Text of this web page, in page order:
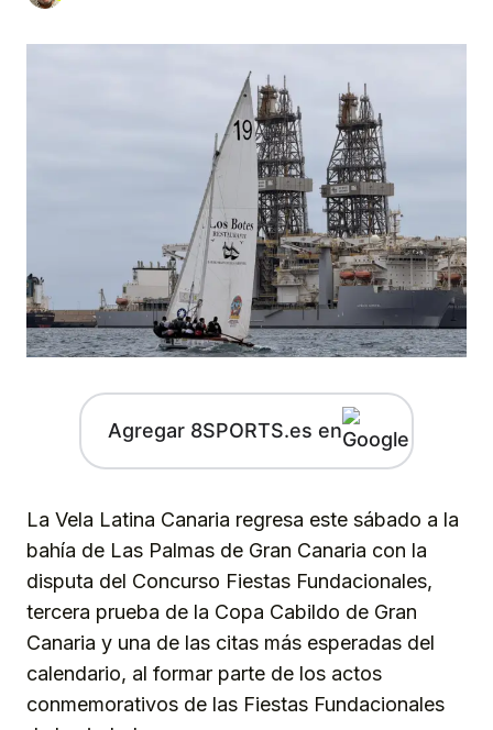
Agregar 8SPORTS.es en
La Vela Latina Canaria regresa este sábado a la
bahía de Las Palmas de Gran Canaria con la
disputa del Concurso Fiestas Fundacionales,
tercera prueba de la Copa Cabildo de Gran
Canaria y una de las citas más esperadas del
calendario, al formar parte de los actos
conmemorativos de las Fiestas Fundacionales